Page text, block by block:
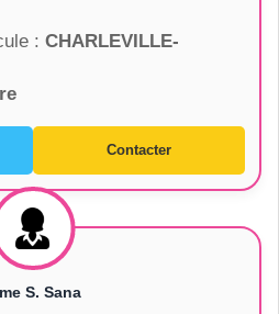
: CHARLEVILLE-
Contacter
S. Sana